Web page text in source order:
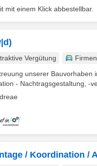
mit einem Klick abbestellbar.
Vergütung
unserer
- Nachtragsgestaltung, -
/ Koordination /